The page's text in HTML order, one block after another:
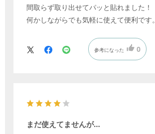
間取らず取り出せてパッと貼れました！
何かしながらでも気軽に使えて便利です。
参考になった 0
まだ使えてませんが…